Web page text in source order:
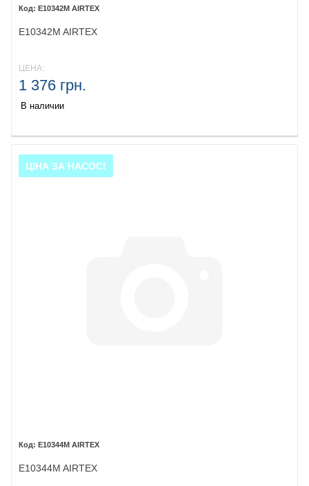
E10342M AIRTEX
E10342M AIRTEX
ЦЕНА:
1 376 грн.
В наличии
ЦІНА ЗА НАСОС!
E10344M AIRTEX
E10344M AIRTEX